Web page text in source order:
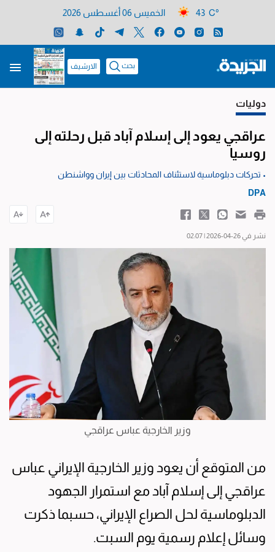
43 C° الخميس 06 أغسطس 2026
بحث الارشيف
دوليات
عراقجي يعود إلى إسلام آباد قبل رحلته إلى
روسيا
• تحركات دبلوماسية لاستئناف المحادثات بين إيران وواشنطن
DPA
نشر في 26-04-2026 | 02:07
وزير الخارجية عباس عراقجي
من المتوقع أن يعود وزير الخارجية الإيراني عباس
عراقجي إلى إسلام آباد مع استمرار الجهود
الدبلوماسية لحل الصراع الإيراني، حسبما ذكرت
وسائل إعلام رسمية يوم السبت.